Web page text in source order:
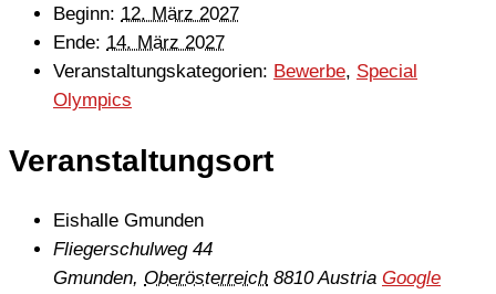
Beginn: 12. März 2027
Ende: 14. März 2027
Veranstaltungskategorien: Bewerbe, Special
Olympics
Veranstaltungsort
Eishalle Gmunden
Fliegerschulweg 44
Gmunden, Oberösterreich 8810 Austria Google